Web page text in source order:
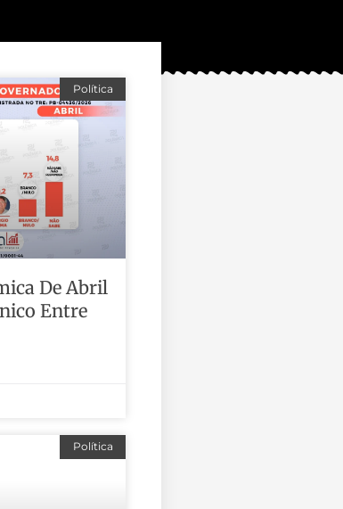
Política
De Abril
Entre
Política